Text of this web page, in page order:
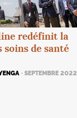
redéfinit la
soins de santé
· SEPTEMBRE 2022